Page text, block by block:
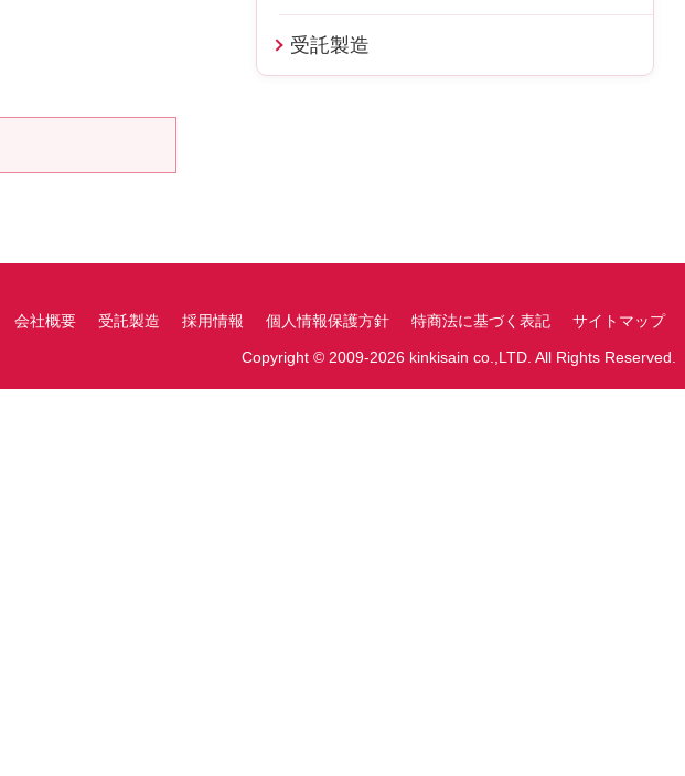
受託製造
会社概要 受託製造 採用情報 個人情報保護方針 特商法に基づく表記 サイトマップ
Copyright © 2009-2026 kinkisain co.,LTD. All Rights Reserved.